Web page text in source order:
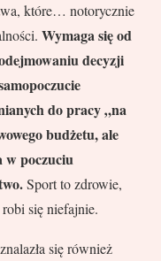
które… notorycznie
Wymaga się od
decyzji
do pracy „na
budżetu, ale
w poczuciu
Sport to zdrowie,
się niefajnie.
się również